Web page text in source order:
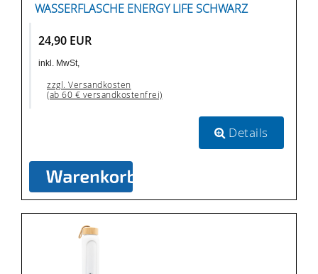
WASSERFLASCHE ENERGY LIFE SCHWARZ
24,90 EUR
inkl. MwSt,
zzgl. Versandkosten
(ab 60 € versandkostenfrei)
Details